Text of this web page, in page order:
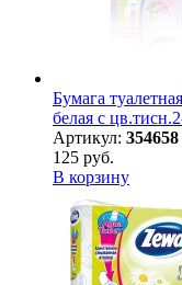
Бумага
белая с
Артикул: 354658
125 руб.
В корзину